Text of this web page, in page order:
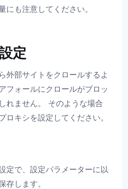
にも注意してください。
定
外部サイトをクロールするよ
フォールにクロールがブロッ
れません。 そのような場合
ロキシを設定してください。
定で、設定パラメーターに以
存します。